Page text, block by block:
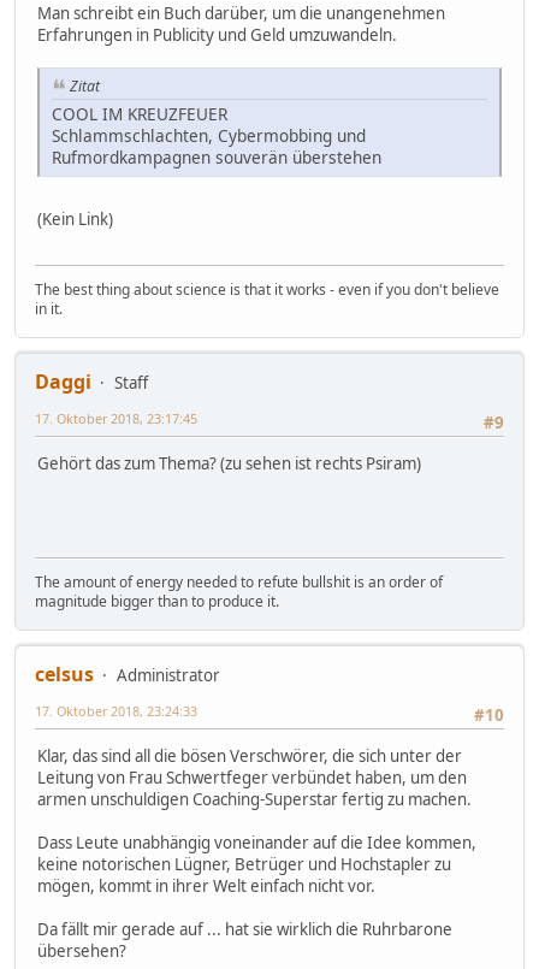
Man schreibt ein Buch darüber, um die unangenehmen
Erfahrungen in Publicity und Geld umzuwandeln.
Zitat
COOL IM KREUZFEUER
Schlammschlachten, Cybermobbing und
Rufmordkampagnen souverän überstehen
(Kein Link)
The best thing about science is that it works - even if you don't believe
in it.
Daggi
Staff
#9
17. Oktober 2018, 23:17:45
Gehört das zum Thema? (zu sehen ist rechts Psiram)
The amount of energy needed to refute bullshit is an order of
magnitude bigger than to produce it.
celsus
Administrator
#10
17. Oktober 2018, 23:24:33
Klar, das sind all die bösen Verschwörer, die sich unter der
Leitung von Frau Schwertfeger verbündet haben, um den
armen unschuldigen Coaching-Superstar fertig zu machen.
Dass Leute unabhängig voneinander auf die Idee kommen,
keine notorischen Lügner, Betrüger und Hochstapler zu
mögen, kommt in ihrer Welt einfach nicht vor.
Da fällt mir gerade auf ... hat sie wirklich die Ruhrbarone
übersehen?